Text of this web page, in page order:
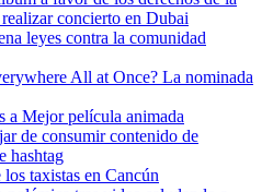
concierto en Dubai
leyes contra la comunidad
All at Once? La nominada
a Mejor película animada
de consumir contenido de
hashtag
taxistas en Cancún